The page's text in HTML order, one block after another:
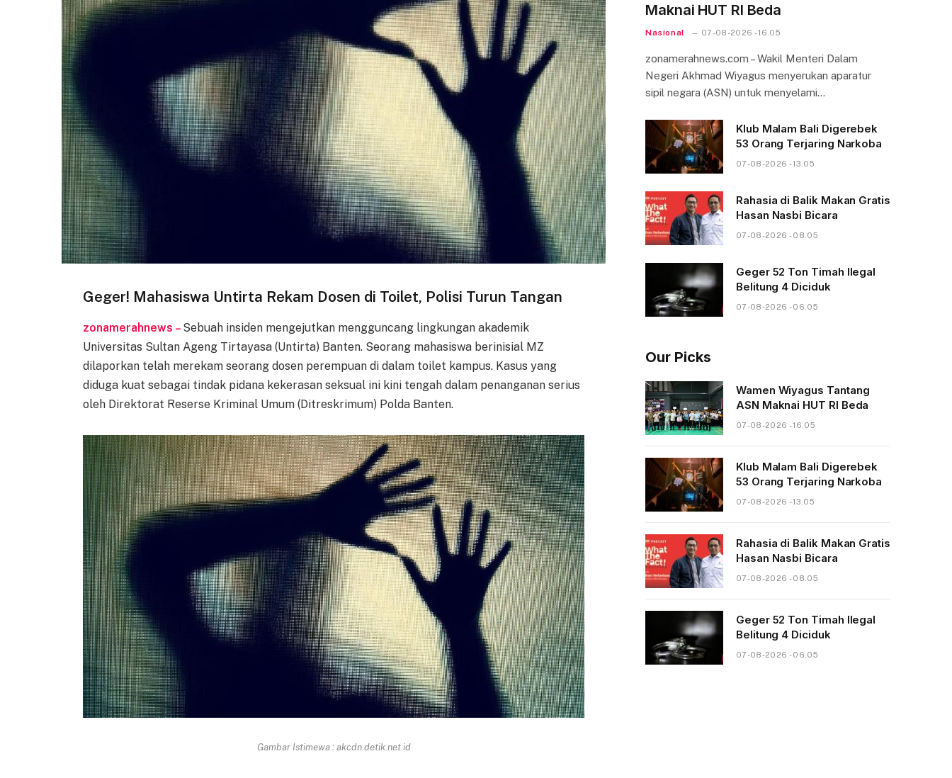
Geger! Mahasiswa Untirta Rekam Dosen di Toilet, Polisi Turun Tangan
zonamerahnews – Sebuah insiden mengejutkan mengguncang lingkungan akademik
Universitas Sultan Ageng Tirtayasa (Untirta) Banten. Seorang mahasiswa berinisial MZ
dilaporkan telah merekam seorang dosen perempuan di dalam toilet kampus. Kasus yang
diduga kuat sebagai tindak pidana kekerasan seksual ini kini tengah dalam penanganan serius
oleh Direktorat Reserse Kriminal Umum (Ditreskrimum) Polda Banten.
Gambar Istimewa : akcdn.detik.net.id
Maknai HUT RI Beda
Nasional 07-08-2026 - 16.05
zonamerahnews.com – Wakil Menteri Dalam
Negeri Akhmad Wiyagus menyerukan aparatur
sipil negara (ASN) untuk menyelami…
Klub Malam Bali Digerebek
53 Orang Terjaring Narkoba
07-08-2026 - 13.05
Rahasia di Balik Makan Gratis
Hasan Nasbi Bicara
07-08-2026 - 08.05
Geger 52 Ton Timah Ilegal
Belitung 4 Diciduk
07-08-2026 - 06.05
Our Picks
Wamen Wiyagus Tantang
ASN Maknai HUT RI Beda
07-08-2026 - 16.05
Klub Malam Bali Digerebek
53 Orang Terjaring Narkoba
07-08-2026 - 13.05
Rahasia di Balik Makan Gratis
Hasan Nasbi Bicara
07-08-2026 - 08.05
Geger 52 Ton Timah Ilegal
Belitung 4 Diciduk
07-08-2026 - 06.05